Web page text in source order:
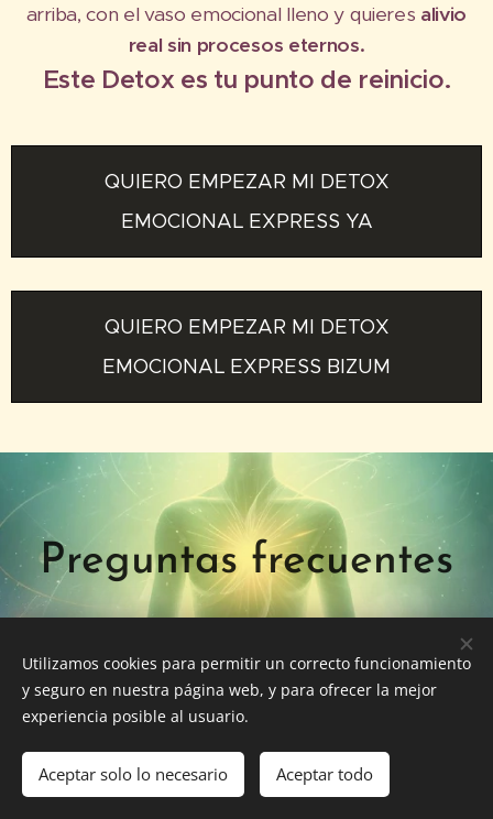
arriba, con el vaso emocional lleno y quieres alivio
real sin procesos eternos.
Este Detox es tu punto de reinicio.
QUIERO EMPEZAR MI DETOX
EMOCIONAL EXPRESS YA
QUIERO EMPEZAR MI DETOX
EMOCIONAL EXPRESS BIZUM
Preguntas frecuentes
1.¿Necesito experiencia en
meditaciones o energía?
Utilizamos cookies para permitir un correcto funcionamiento
y seguro en nuestra página web, y para ofrecer la mejor
experiencia posible al usuario.
Aceptar solo lo necesario Aceptar todo